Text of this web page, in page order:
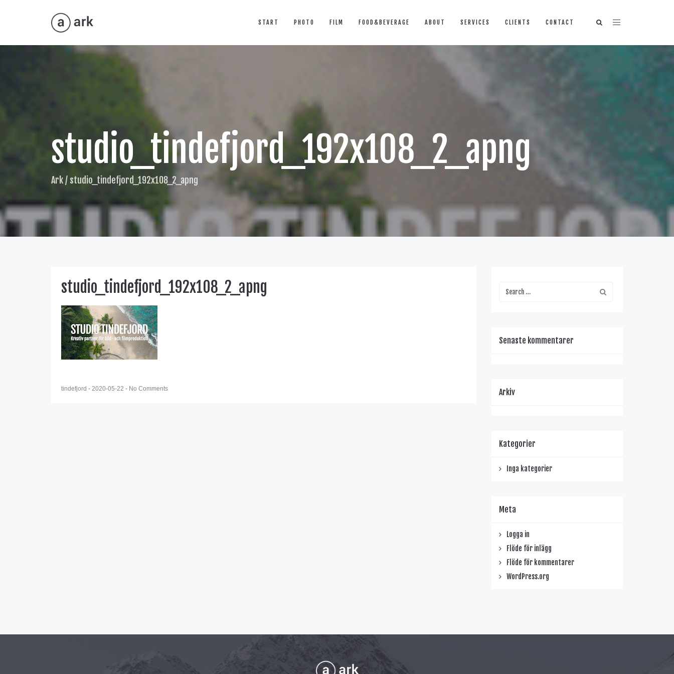
START PHOTO FILM FOOD&BEVERAGE ABOUT SERVICES CLIENTS CONTACT
studio_tindefjord_192x108_2_apng
Ark/ studio_tindefjord_192x108_2_apng
studio_tindefjord_192x108_2_apng
tindefjord - 2020-05-22 - No Comments
Senaste kommentarer
Arkiv
Kategorier
Inga kategorier
Meta
Logga in
Flöde för inlägg
Flöde för kommentarer
WordPress.org